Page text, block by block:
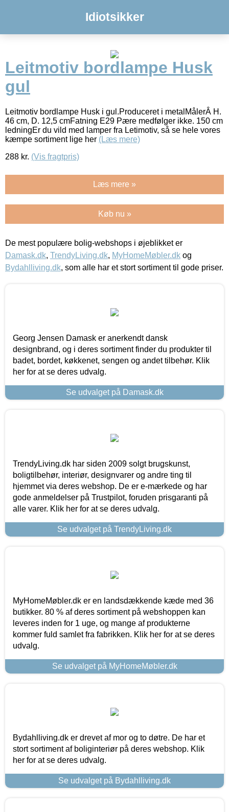
Idiotsikker
Leitmotiv bordlampe Husk
gul
Leitmotiv bordlampe Husk i gul.Produceret i metalMålerÂ H.
46 cm, D. 12,5 cmFatning E29 Pære medfølger ikke. 150 cm
ledningEr du vild med lamper fra Letimotiv, så se hele vores
kæmpe sortiment lige her (Læs mere)
288 kr. (Vis fragtpris)
Læs mere »
Køb nu »
De mest populære bolig-webshops i øjeblikket er
Damask.dk, TrendyLiving.dk, MyHomeMøbler.dk og
Bydahlliving.dk, som alle har et stort sortiment til gode priser.
Georg Jensen Damask er anerkendt dansk
designbrand, og i deres sortiment finder du produkter til
badet, bordet, køkkenet, sengen og andet tilbehør. Klik
her for at se deres udvalg.
Se udvalget på Damask.dk
TrendyLiving.dk har siden 2009 solgt brugskunst,
boligtilbehør, interiør, designvarer og andre ting til
hjemmet via deres webshop. De er e-mærkede og har
gode anmeldelser på Trustpilot, foruden prisgaranti på
alle varer. Klik her for at se deres udvalg.
Se udvalget på TrendyLiving.dk
MyHomeMøbler.dk er en landsdækkende kæde med 36
butikker. 80 % af deres sortiment på webshoppen kan
leveres inden for 1 uge, og mange af produkterne
kommer fuld samlet fra fabrikken. Klik her for at se deres
udvalg.
Se udvalget på MyHomeMøbler.dk
Bydahlliving.dk er drevet af mor og to døtre. De har et
stort sortiment af boliginteriør på deres webshop. Klik
her for at se deres udvalg.
Se udvalget på Bydahlliving.dk